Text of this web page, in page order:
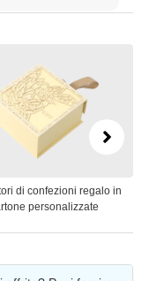
di imballaggi di
regalo in carta personalizzate
offrite? Puoi fornire